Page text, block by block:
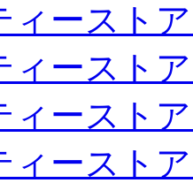
ィースト
ィースト
ィースト
ィースト